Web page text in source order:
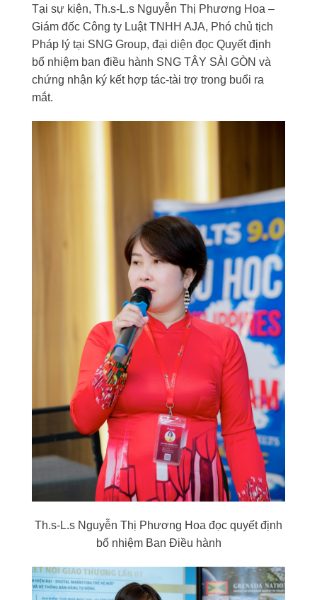
Tại sự kiện, Th.s-L.s Nguyễn Thị Phương Hoa –
Giám đốc Công ty Luật TNHH AJA, Phó chủ tịch
Pháp lý tại SNG Group, đại diện đọc Quyết định
bổ nhiệm ban điều hành SNG TÂY SÀI GÒN và
chứng nhận ký kết hợp tác-tài trợ trong buổi ra
mắt.
Th.s-L.s Nguyễn Thị Phương Hoa đọc quyết định
bổ nhiệm Ban Điều hành